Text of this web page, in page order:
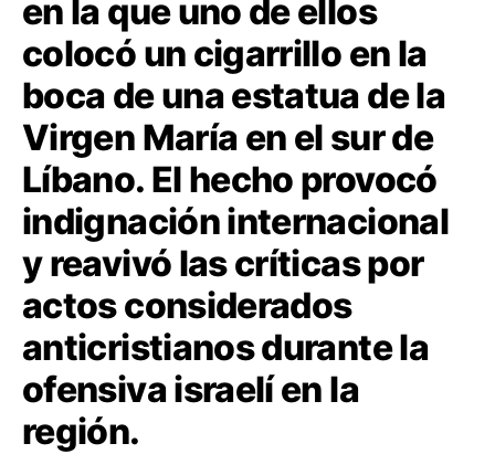
en la que uno de ellos
colocó un cigarrillo en la
boca de una estatua de la
Virgen María en el sur de
Líbano. El hecho provocó
indignación internacional
y reavivó las críticas por
actos considerados
anticristianos durante la
ofensiva israelí en la
región.